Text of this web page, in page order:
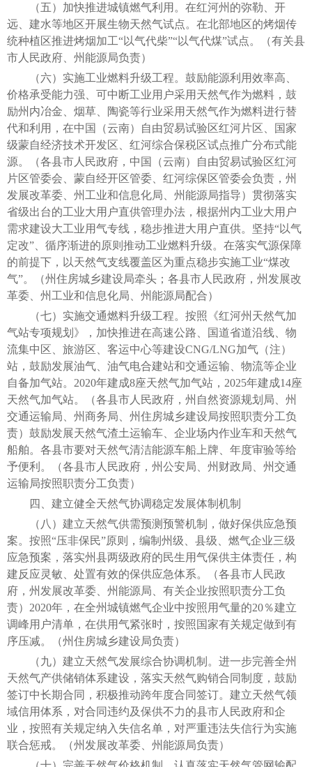
（五）加快推进城镇燃气利用。在红河州的弥勒、开
远、建水等地区开展生物天然气试点。在北部地区的烤烟传
统种植区推进烤烟加工“以气代柴”“以气代煤”试点。（有关县
市人民政府、州能源局负责）
（六）实施工业燃料升级工程。鼓励能源利用效率高、
价格承受能力强、可中断工业用户采用天然气作为燃料，鼓
励州内冶金、烟草、陶瓷等行业采用天然气作为燃料进行替
代和利用，在中国（云南）自由贸易试验区红河片区、国家
级蒙自经济技术开发区、红河综合保税区试点推广分布式能
源。（各县市人民政府，中国（云南）自由贸易试验区红河
片区管委会、蒙自经开区管委、红河综保区管委会负责，州
发展改革委、州工业和信息化局、州能源局指导）贯彻落实
省级出台的工业大用户直供管理办法，根据州内工业大用户
需求建设大工业用气专线，稳步推进大用户直供。坚持“以气
定改”、循序渐进的原则推动工业燃料升级。在落实气源保障
的前提下，以天然气支线覆盖区为重点稳步实施工业“煤改
气”。（州住房城乡建设局牵头；各县市人民政府，州发展改
革委、州工业和信息化局、州能源局配合）
（七）实施交通燃料升级工程。按照《红河州天然气加
气站专项规划》，加快推进在高速公路、国道省道沿线、物
流集中区、旅游区、客运中心等建设CNG/LNG加气（注）
站，鼓励发展油气、油气电合建站和交通运输、物流等企业
自备加气站。2020年建成8座天然气加气站，2025年建成14座
天然气加气站。（各县市人民政府，州自然资源规划局、州
交通运输局、州商务局、州住房城乡建设局按照职责分工负
责）鼓励发展天然气渣土运输车、企业场内作业车和天然气
船舶。各县市要对天然气清洁能源车船上牌、年度审验等给
予便利。（各县市人民政府，州公安局、州财政局、州交通
运输局按照职责分工负责）
四、建立健全天然气协调稳定发展体制机制
（八）建立天然气供需预测预警机制，做好保供应急预
案。按照“压非保民”原则，编制州级、县级、燃气企业三级
应急预案，落实州县两级政府的民生用气保供主体责任，构
建反应灵敏、处置有效的保供应急体系。（各县市人民政
府，州发展改革委、州能源局、有关企业按照职责分工负
责）2020年，在全州城镇燃气企业中按照用气量的20％建立
调峰用户清单，在供用气紧张时，按照国家有关规定做到有
序压减。（州住房城乡建设局负责）
（九）建立天然气发展综合协调机制。进一步完善全州
天然气产供储销体系建设，落实天然气购销合同制度，鼓励
签订中长期合同，积极推动跨年度合同签订。建立天然气领
域信用体系，对合同违约及保供不力的县市人民政府和企
业，按照有关规定纳入失信名单，对严重违法失信行为实施
联合惩戒。（州发展改革委、州能源局负责）